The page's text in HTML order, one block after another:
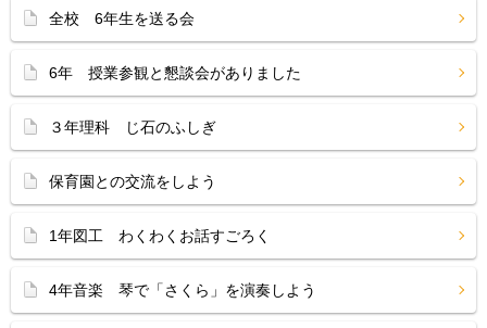
全校 6年生を送る会
6年 授業参観と懇談会がありました
３年理科 じ石のふしぎ
保育園との交流をしよう
1年図工 わくわくお話すごろく
4年音楽 琴で「さくら」を演奏しよう